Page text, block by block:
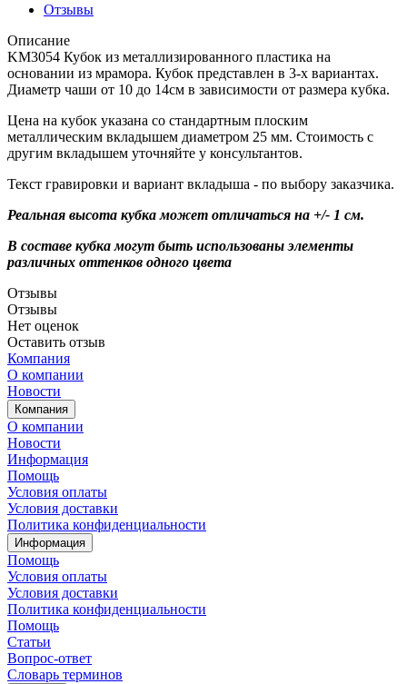
Отзывы
Описание
KM3054 Кубок из металлизированного пластика на
основании из мрамора. Кубок представлен в 3-х вариантах.
Диаметр чаши от 10 до 14см в зависимости от размера кубка.
Цена на кубок указана со стандартным плоским
металлическим вкладышем диаметром 25 мм. Стоимость с
другим вкладышем уточняйте у консультантов.
Текст гравировки и вариант вкладыша - по выбору заказчика.
Реальная высота кубка может отличаться на +/- 1 см.
В составе кубка могут быть использованы элементы
различных оттенков одного цвета
Отзывы
Отзывы
Нет оценок
Оставить отзыв
Компания
О компании
Новости
Компания
О компании
Новости
Информация
Помощь
Условия оплаты
Условия доставки
Политика конфиденциальности
Информация
Помощь
Условия оплаты
Условия доставки
Политика конфиденциальности
Помощь
Статьи
Вопрос-ответ
Словарь терминов